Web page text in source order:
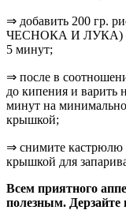
⇒ добавить 200 гр.
ЧЕСНОКА И ЛУКА) и
5 минут;
⇒ после в
до кипения и варить
минут на
крышкой;
⇒ снимите кастрюлю
крышкой для
Всем приятного
полезным. Дерзайте